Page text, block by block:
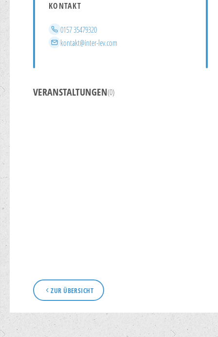
KONTAKT
Telefon
0157 35479320
E-Mail
kontakt@inter-lev.com
VERANSTALTUNGEN(0)
ZUR ÜBERSICHT